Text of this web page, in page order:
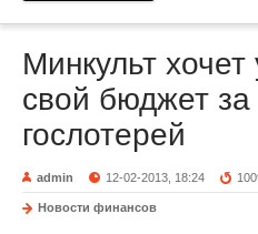
Минкульт хочет
свой бюджет за
гослотерей
admin 12-02-2013, 18:24
Новости финансов